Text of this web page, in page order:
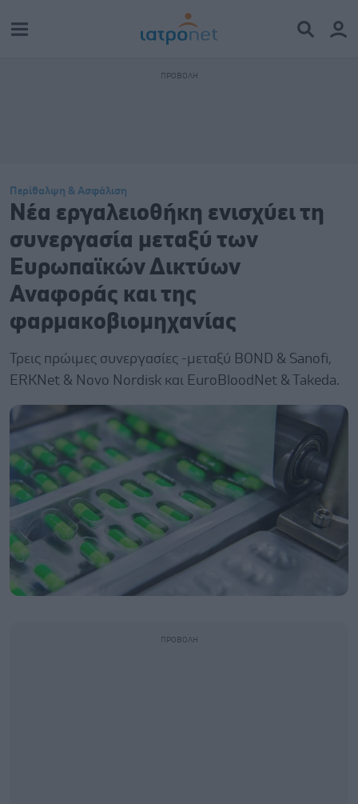
Περίθαλψη & Ασφάλιση
Νέα εργαλειοθήκη ενισχύει τη
συνεργασία μεταξύ των
Ευρωπαϊκών Δικτύων
Αναφοράς και της
φαρμακοβιομηχανίας
Τρεις πρώιμες συνεργασίες -μεταξύ BOND & Sanofi,
ERKNet & Novo Nordisk και EuroBloodNet & Takeda.